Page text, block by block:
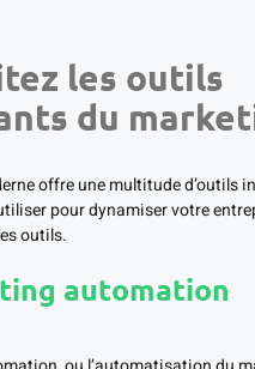
les outils
du
offre une multitude d’outils
pour dynamiser votre
outils.
automation